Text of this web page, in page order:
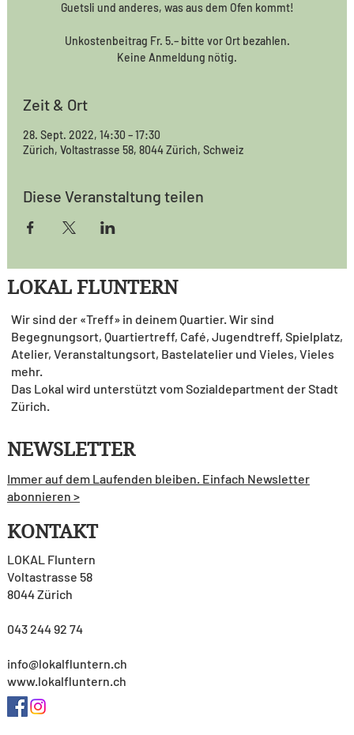
Guetsli und anderes, was aus dem Ofen kommt!
Unkostenbeitrag Fr. 5.– bitte vor Ort bezahlen.
Keine Anmeldung nötig.
Zeit & Ort
28. Sept. 2022, 14:30 – 17:30
Zürich, Voltastrasse 58, 8044 Zürich, Schweiz
Diese Veranstaltung teilen
KONTAKT
LOKAL Fluntern
Voltastrasse 58
8044 Zürich
043 244 92 74
info@lokalfluntern.ch
www.lokalfluntern.ch
LOKAL FLUNTERN
Wir sind der «Treff» in deinem Quartier. Wir sind
Begegnungsort, Quartiertreff, Café, Jugendtreff, Spielplatz,
Atelier, Veranstaltungsort, Bastelatelier und Vieles, Vieles
mehr.
Das Lokal wird unterstützt vom Sozialdepartment der Stadt
Zürich.
NEWSLETTER
Immer auf dem Laufenden bleiben. Einfach Newsletter
abonnieren >